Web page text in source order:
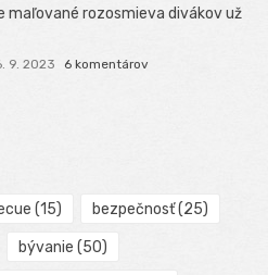
maľované rozosmieva divákov už
9. 2023 6 komentárov
(15) bezpečnosť(25)
bývanie (50)